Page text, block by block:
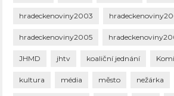
hradeckenoviny2003
hradeckenoviny2005
JHMD jhtv koaliční jednání
kultura média město nežárka